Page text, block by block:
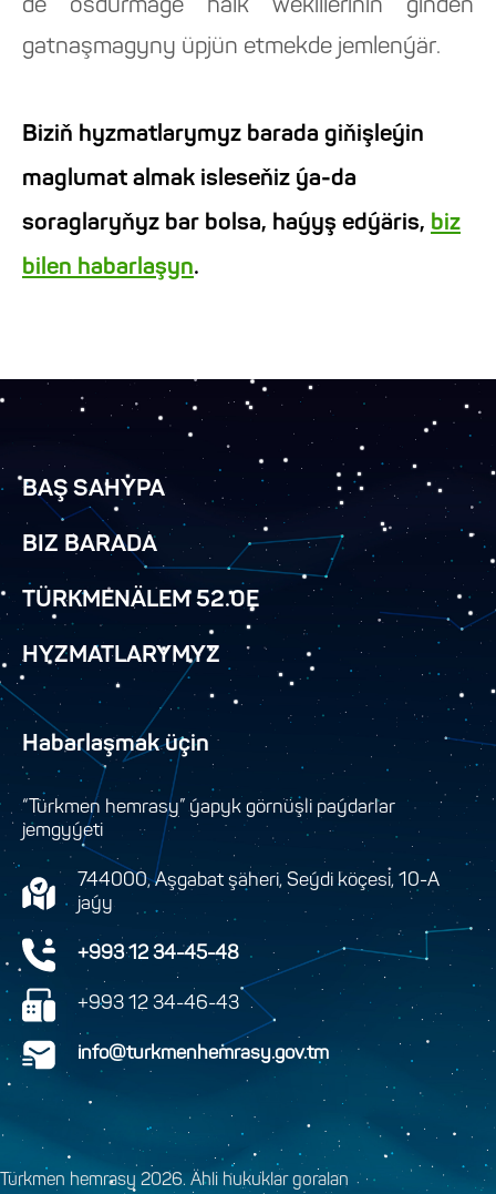
de ösdürmäge halk wekilleriniň giňden
gatnaşmagyny üpjün etmekde jemlenýär.
Biziň hyzmatlarymyz barada giňişleýin
maglumat almak isleseňiz ýa-da
soraglaryňyz bar bolsa, haýyş edýäris, biz
bilen habarlaşyn.
BAŞ SAHYPA
BIZ BARADA
TÜRKMENÄLEM 52.0E
HYZMATLARYMYZ
Habarlaşmak üçin
“Türkmen hemrasy” ýapyk görnüşli paýdarlar
jemgyýeti
744000, Aşgabat şäheri, Seýdi köçesi, 10-A
jaýy
+993 12 34-45-48
+993 12 34-46-43
info@turkmenhemrasy.gov.tm
Türkmen hemrasy 2026. Ähli hukuklar goralan